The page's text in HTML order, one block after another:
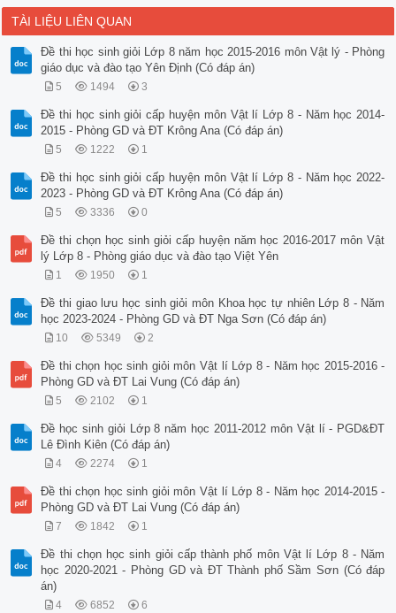
TÀI LIỆU LIÊN QUAN
Đề thi học sinh giỏi Lớp 8 năm học 2015-2016 môn Vật lý - Phòng
giáo dục và đào tạo Yên Định (Có đáp án)
5 1494 3
Đề thi học sinh giỏi cấp huyện môn Vật lí Lớp 8 - Năm học 2014-
2015 - Phòng GD và ĐT Krông Ana (Có đáp án)
5 1222 1
Đề thi học sinh giỏi cấp huyện môn Vật lí Lớp 8 - Năm học 2022-
2023 - Phòng GD và ĐT Krông Ana (Có đáp án)
5 3336 0
Đề thi chọn học sinh giỏi cấp huyện năm học 2016-2017 môn Vật
lý Lớp 8 - Phòng giáo dục và đào tạo Việt Yên
1 1950 1
Đề thi giao lưu học sinh giỏi môn Khoa học tự nhiên Lớp 8 - Năm
học 2023-2024 - Phòng GD và ĐT Nga Sơn (Có đáp án)
10 5349 2
Đề thi chọn học sinh giỏi môn Vật lí Lớp 8 - Năm học 2015-2016 -
Phòng GD và ĐT Lai Vung (Có đáp án)
5 2102 1
Đề học sinh giỏi Lớp 8 năm học 2011-2012 môn Vật lí - PGD&ĐT
Lê Đình Kiên (Có đáp án)
4 2274 1
Đề thi chọn học sinh giỏi môn Vật lí Lớp 8 - Năm học 2014-2015 -
Phòng GD và ĐT Lai Vung (Có đáp án)
7 1842 1
Đề thi chọn học sinh giỏi cấp thành phố môn Vật lí Lớp 8 - Năm
học 2020-2021 - Phòng GD và ĐT Thành phố Sầm Sơn (Có đáp
án)
4 6852 6